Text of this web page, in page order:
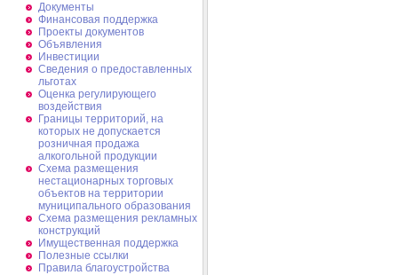
Документы
Финансовая поддержка
Проекты документов
Объявления
Инвестиции
Сведения о предоставленных
льготах
Оценка регулирующего
воздействия
Границы территорий, на
которых не допускается
розничная продажа
алкогольной продукции
Схема размещения
нестационарных торговых
объектов на территории
муниципального образования
Схема размещения рекламных
конструкций
Имущественная поддержка
Полезные ссылки
Правила благоустройства